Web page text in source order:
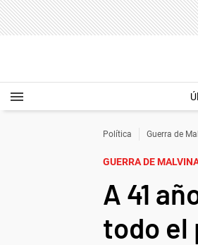
Política Guerra de
GUERRA DE
A 41
todo el